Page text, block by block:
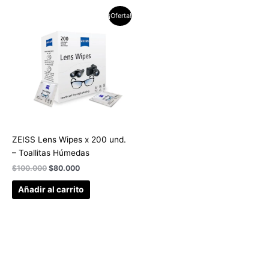
¡Oferta!
ZEISS Lens Wipes x 200 und.
– Toallitas Húmedas
$100.000
era:
$100.000.
$80.000
es:
$80.000.
Añadir al carrito